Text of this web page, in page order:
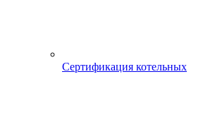
Сертификация котельных